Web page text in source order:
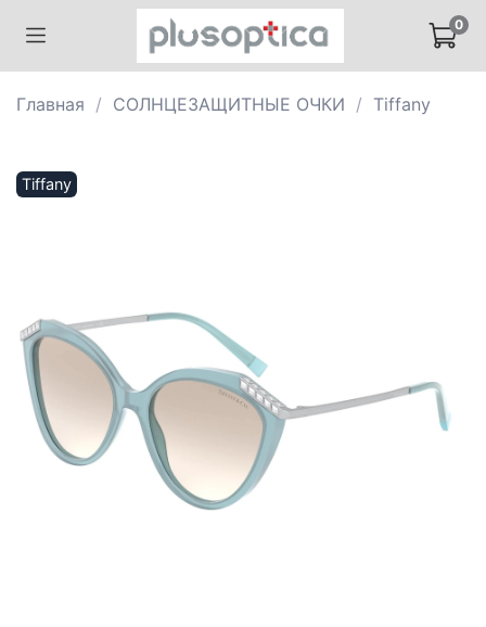
0
Главная СОЛНЦЕЗАЩИТНЫЕ ОЧКИ Tiffany
Tiffany